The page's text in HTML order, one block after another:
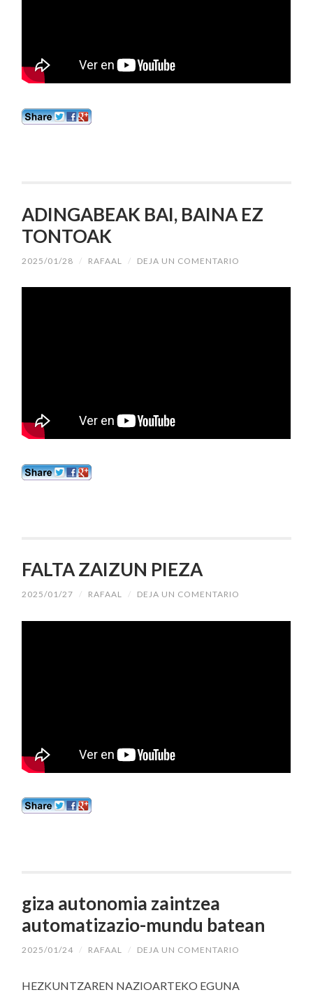
ADINGABEAK BAI, BAINA EZ
TONTOAK
2025/01/28 / RAFAAL / DEJA UN COMENTARIO
FALTA ZAIZUN PIEZA
2025/01/27 / RAFAAL / DEJA UN COMENTARIO
giza autonomia zaintzea
automatizazio-mundu batean
2025/01/24 / RAFAAL / DEJA UN COMENTARIO
HEZKUNTZAREN NAZIOARTEKO EGUNA